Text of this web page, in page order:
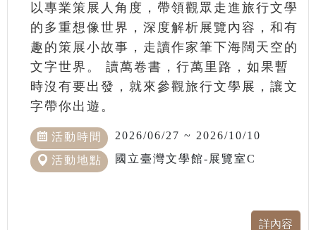
以專業策展人角度，帶領觀眾走進旅行文學
的多重想像世界，深度解析展覽內容，和有
趣的策展小故事，走讀作家筆下海闊天空的
文字世界。 讀萬卷書，行萬里路，如果暫
時沒有要出發，就來參觀旅行文學展，讓文
字帶你出遊。
活動時間 2026/06/27 ~ 2026/10/10
活動地點 國立臺灣文學館-展覽室C